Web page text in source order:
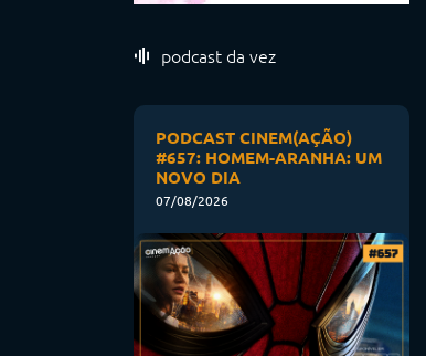
podcast da vez
PODCAST CINEM(AÇÃO)
#657: HOMEM-ARANHA: UM
NOVO DIA
07/08/2026